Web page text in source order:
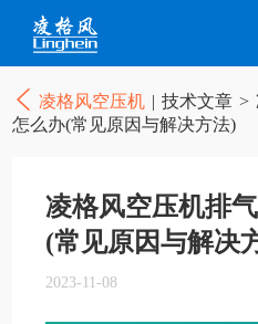
凌格风空压机 | 技术文章 >
怎么办(常见原因与解决方法)
凌格风空压机排
(常见原因与解决
2023-11-08